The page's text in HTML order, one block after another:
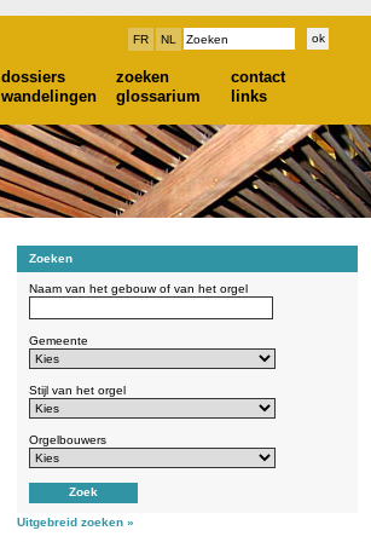
FR NL
dossiers zoeken
contact
wandelingen glossarium links
Zoeken
Naam van het gebouw of van het orgel
Gemeente
Stijl van het orgel
Orgelbouwers
Uitgebreid zoeken »